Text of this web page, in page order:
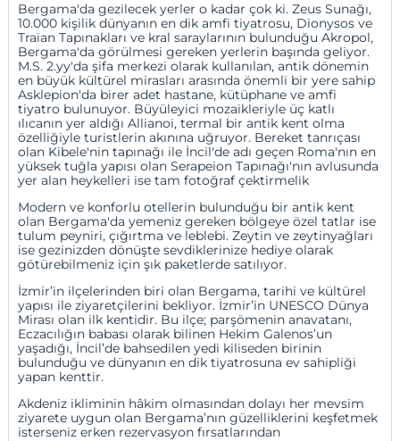
Bergama'da gezilecek yerler o kadar çok ki. Zeus Sunağı,
10.000 kişilik dünyanın en dik amfi tiyatrosu, Dionysos ve
Traian Tapınakları ve kral saraylarının bulunduğu Akropol,
Bergama'da görülmesi gereken yerlerin başında geliyor.
M.S. 2.yy'da şifa merkezi olarak kullanılan, antik dönemin
en büyük kültürel mirasları arasında önemli bir yere sahip
Asklepion'da birer adet hastane, kütüphane ve amfi
tiyatro bulunuyor. Büyüleyici mozaikleriyle üç katlı
ılıcanın yer aldığı Allianoi, termal bir antik kent olma
özelliğiyle turistlerin akınına uğruyor. Bereket tanrıçası
olan Kibele'nin tapınağı ile İncil'de adı geçen Roma'nın en
yüksek tuğla yapısı olan Serapeion Tapınağı'nın avlusunda
yer alan heykelleri ise tam fotoğraf çektirmelik
Modern ve konforlu otellerin bulunduğu bir antik kent
olan Bergama'da yemeniz gereken bölgeye özel tatlar ise
tulum peyniri, çığırtma ve leblebi. Zeytin ve zeytinyağları
ise gezinizden dönüşte sevdiklerinize hediye olarak
götürebilmeniz için şık paketlerde satılıyor.
İzmir’in ilçelerinden biri olan Bergama, tarihi ve kültürel
yapısı ile ziyaretçilerini bekliyor. İzmir’in UNESCO Dünya
Mirası olan ilk kentidir. Bu ilçe; parşömenin anavatanı,
Eczacılığın babası olarak bilinen Hekim Galenos’un
yaşadığı, İncil’de bahsedilen yedi kiliseden birinin
bulunduğu ve dünyanın en dik tiyatrosuna ev sahipliği
yapan kenttir.
Akdeniz ikliminin hâkim olmasından dolayı her mevsim
ziyarete uygun olan Bergama’nın güzelliklerini keşfetmek
isterseniz erken rezervasyon fırsatlarından